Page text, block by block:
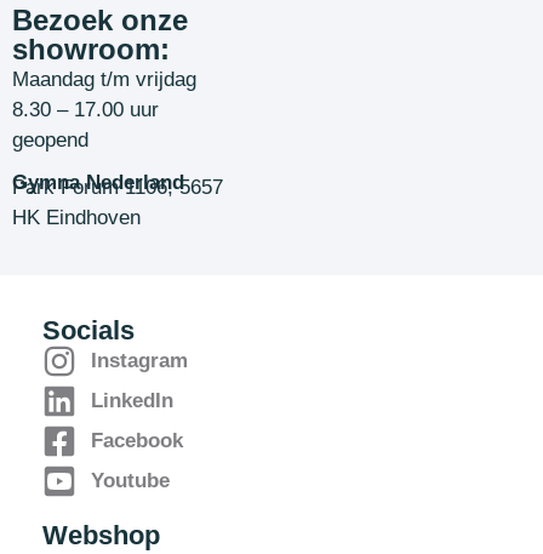
Bezoek onze
showroom:
Maandag t/m vrijdag
8.30 – 17.00 uur
geopend
Gymna Nederland
Park Forum 1106, 5657
HK Eindhoven
Socials
Instagram
LinkedIn
Facebook
Youtube
Webshop